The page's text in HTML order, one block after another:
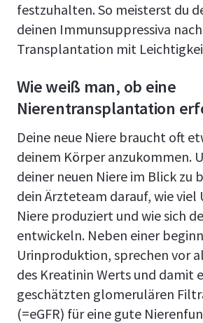
festzuhalten. So meisterst du
deinen Immunsuppressiva
Transplantation mit
Wie weiß man, ob eine
Nierentransplantation
Deine neue Niere braucht oft
deinem Körper anzukommen.
deiner neuen Niere im Blick zu
dein Ärzteteam darauf, wie viel
Niere produziert und wie sich
entwickeln. Neben einer
Urinproduktion, sprechen vor
des Kreatinin Werts und damit
geschätzten glomerulären
(=eGFR) für eine gute